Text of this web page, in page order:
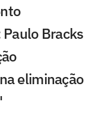
Bracks
eliminação